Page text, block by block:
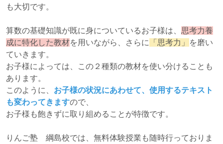
も大切です。
算数の基礎知識が既に身についているお子様は、 思考力養
成に特化した教材を用いながら、さらに 「思考力」
を磨い
ていきます。
お子様によっては、この２種類の教材を使い分けることも
あります。
このように、 お子様の状況にあわせて、使用するテキスト
も変わってきますので、
お子様も飽きずに取り組めることが特徴です。
りんご塾 綱島校では、無料体験授業も随時行っておりま